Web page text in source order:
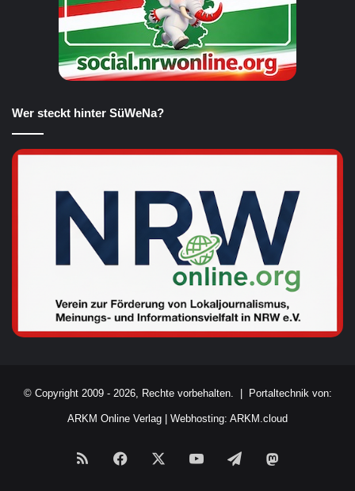
Wer steckt hinter SüWeNa?
© Copyright 2009 - 2026, Rechte vorbehalten. | Portaltechnik von:
ARKM Online Verlag Webhosting: ARKM.cloud
RSS Facebook YouTubeTelegram